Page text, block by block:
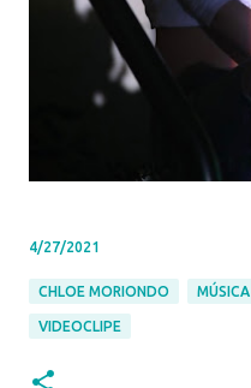
4/27/2021
CHLOE MORIONDO MÚSICA
VIDEOCLIPE